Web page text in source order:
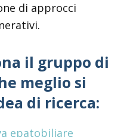
di approcci
il gruppo di
meglio si
di ricerca:
epatobiliare